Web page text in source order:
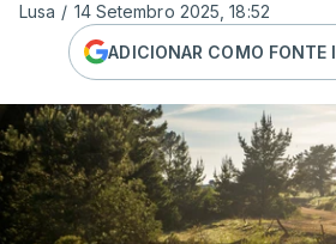
Lusa / 14 Setembro 2025, 18:52
ADICIONAR COMO FONTE